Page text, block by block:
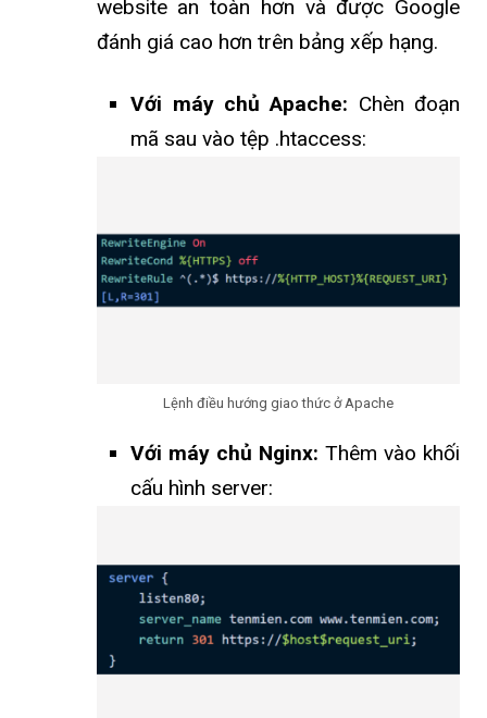
website an toàn hơn và được Google
đánh giá cao hơn trên bảng xếp hạng.
Với máy chủ Apache: Chèn đoạn
mã sau vào tệp .htaccess:
Lệnh điều hướng giao thức ở Apache
Với máy chủ Nginx: Thêm vào khối
cấu hình server: